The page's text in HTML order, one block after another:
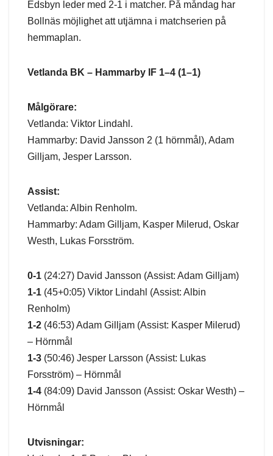
Edsbyn leder med 2-1 i matcher. På måndag har
Bollnäs möjlighet att utjämna i matchserien på
hemmaplan.
Vetlanda BK – Hammarby IF 1–4 (1–1)
Målgörare:
Vetlanda: Viktor Lindahl.
Hammarby: David Jansson 2 (1 hörnmål), Adam
Gilljam, Jesper Larsson.
Assist:
Vetlanda: Albin Renholm.
Hammarby: Adam Gilljam, Kasper Milerud, Oskar
Westh, Lukas Forsström.
0-1 (24:27) David Jansson (Assist: Adam Gilljam)
1-1 (45+0:05) Viktor Lindahl (Assist: Albin
Renholm)
1-2 (46:53) Adam Gilljam (Assist: Kasper Milerud)
– Hörnmål
1-3 (50:46) Jesper Larsson (Assist: Lukas
Forsström) – Hörnmål
1-4 (84:09) David Jansson (Assist: Oskar Westh) –
Hörnmål
Utvisningar: